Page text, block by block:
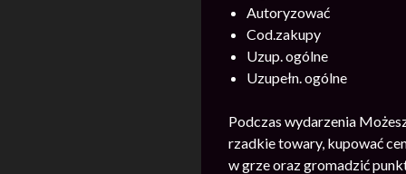
Autoryzować
Cod.zakupy
Uzup. ogólne
Uzupełn. ogólne
Podczas wydarzenia
rzadkie towary, kupować
w grze oraz gromadzić